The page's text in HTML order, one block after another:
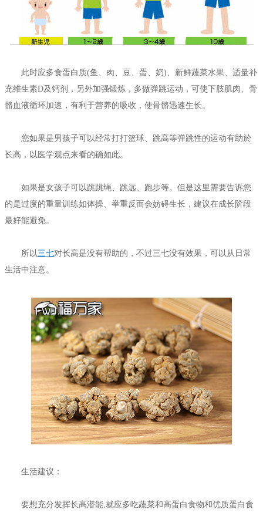
此时应多食蛋白质(鱼、肉、豆、蛋、奶)、新鲜蔬菜水果、适量补
充维生素D及钙剂，另外加强锻炼，多做弹跳运动，可使下肢肌肉、骨
骼血液循环加速，有利于营养的吸收，使骨骼迅速生长。
您如果是男孩子可以经常打打篮球、跳高等弹跳性的运动有助於
长高，以医学观点来看的确如此。
如果是女孩子可以跳跳绳、跳远、跑步等。但是这里需要告诉您
的是过度的重量训练如体操、举重反而会妨碍生长，建议在成长阶段
最好能避免。
所以三七对长高是没有帮助的，不过三七没有效果，可以从日常
生活中注意。
生活建议：
要想充分发挥长高潜能,就应多吃蔬菜和高蛋白食物和优质蛋白食